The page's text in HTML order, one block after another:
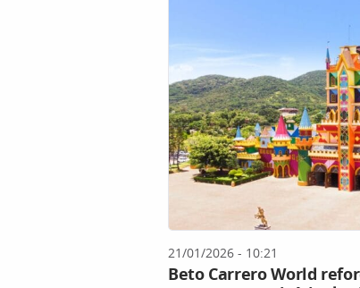
21/01/2026 - 10:21
Beto Carrero World